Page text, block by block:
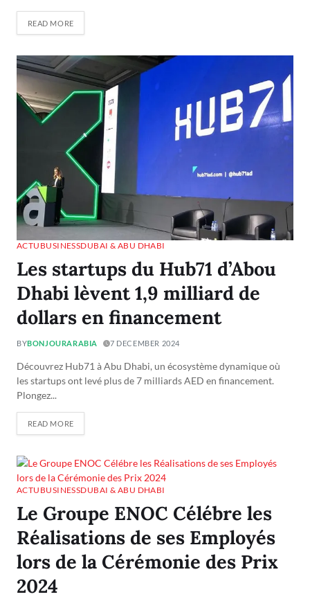
READ MORE
ACTU BUSINESSDUBAI & ABU DHABI
Les startups du Hub71 d’Abou
Dhabi lèvent 1,9 milliard de
dollars en financement
BYBONJOURARABIA 7 DECEMBER 2024
Découvrez Hub71 à Abu Dhabi, un écosystème dynamique où
les startups ont levé plus de 7 milliards AED en financement.
Plongez...
READ MORE
ACTU BUSINESSDUBAI & ABU DHABI
Le Groupe ENOC Célébre les
Réalisations de ses Employés
lors de la Cérémonie des Prix
2024